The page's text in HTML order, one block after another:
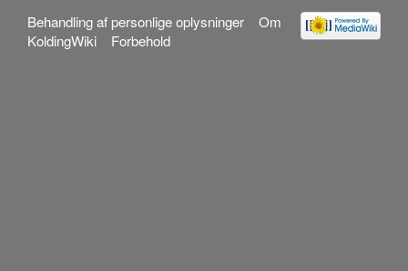
Behandling af personlige oplysninger
Om
KoldingWiki
Forbehold